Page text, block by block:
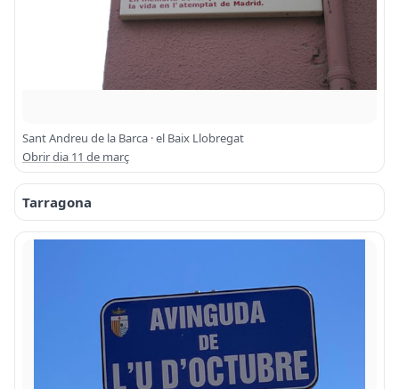
Sant Andreu de la Barca · el Baix Llobregat
Obrir dia 11 de març
Tarragona